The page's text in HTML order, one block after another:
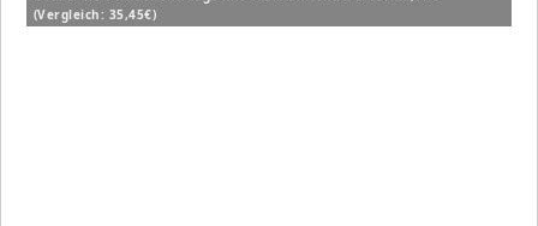
(Vergleich: 35,45€)